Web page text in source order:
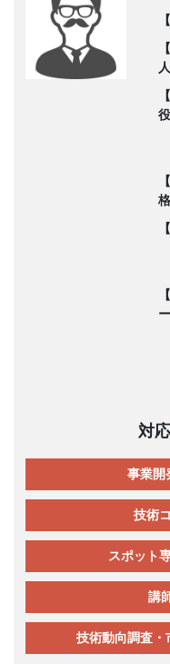
格
対
事業開
技術
スポット
講
技術動向調査・